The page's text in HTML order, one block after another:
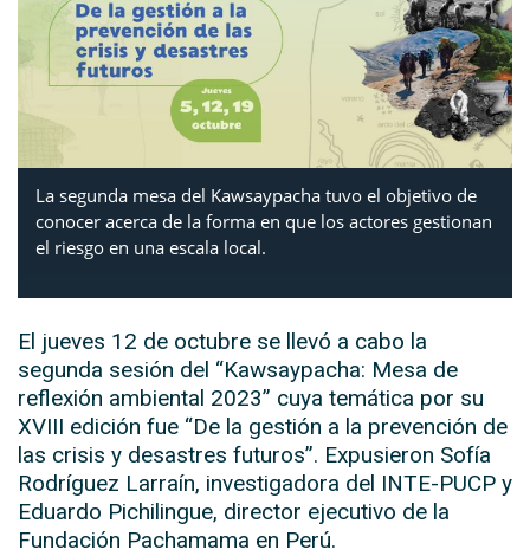
La segunda mesa del Kawsaypacha tuvo el objetivo de
conocer acerca de la forma en que los actores gestionan
el riesgo en una escala local.
El jueves 12 de octubre se llevó a cabo la
segunda sesión del “Kawsaypacha: Mesa de
reflexión ambiental 2023” cuya temática por su
XVIII edición fue “De la gestión a la prevención de
las crisis y desastres futuros”. Expusieron Sofía
Rodríguez Larraín, investigadora del INTE-PUCP y
Eduardo Pichilingue, director ejecutivo de la
Fundación Pachamama en Perú.